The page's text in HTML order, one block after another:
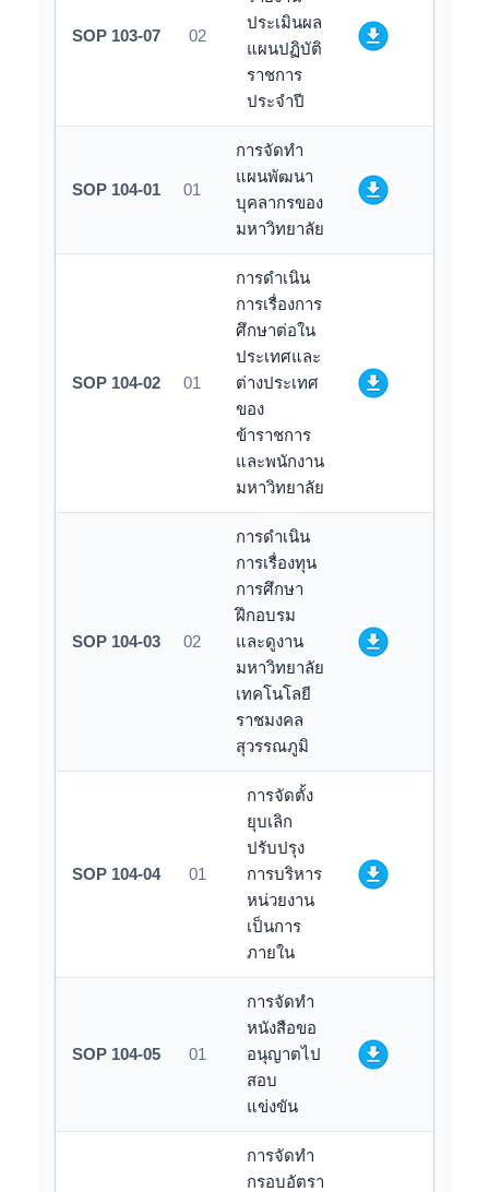
SOP 103-07 02
ประเมินผล
แผนปฏิบัติ
ราชการ
ประจำปี
SOP 104-01 01
การจัดทำ
แผนพัฒนา
บุคลากรของ
มหาวิทยาลัย
SOP 104-02 01
การดำเนิน
การเรื่องการ
ศึกษาต่อใน
ประเทศและ
ต่างประเทศ
ของ
ข้าราชการ
และพนักงาน
มหาวิทยาลัย
SOP 104-03 02
การดำเนิน
การเรื่องทุน
การศึกษา
ฝึกอบรม
และดูงาน
มหาวิทยาลัย
เทคโนโลยี
ราชมงคล
สุวรรณภูมิ
SOP 104-04 01
การจัดตั้ง
ยุบเลิก
ปรับปรุง
การบริหาร
หน่วยงาน
เป็นการ
ภายใน
SOP 104-05 01
การจัดทำ
หนังสือขอ
อนุญาตไป
สอบ
แข่งขัน
การจัดทำ
กรอบอัตรา